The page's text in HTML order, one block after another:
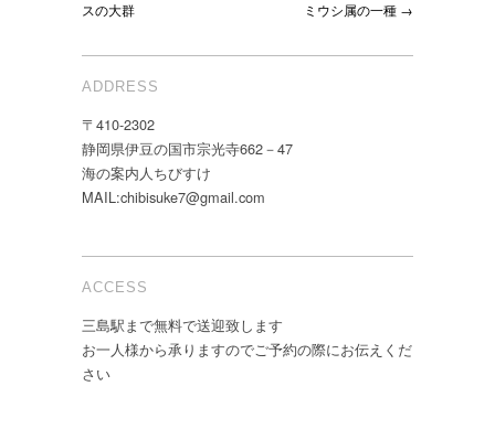
スの大群
ミウシ属の一種 →
ADDRESS
〒410-2302
静岡県伊豆の国市宗光寺662－47
海の案内人ちびすけ
MAIL:chibisuke7@gmail.com
ACCESS
三島駅まで無料で送迎致します
お一人様から承りますのでご予約の際にお伝えくだ
さい